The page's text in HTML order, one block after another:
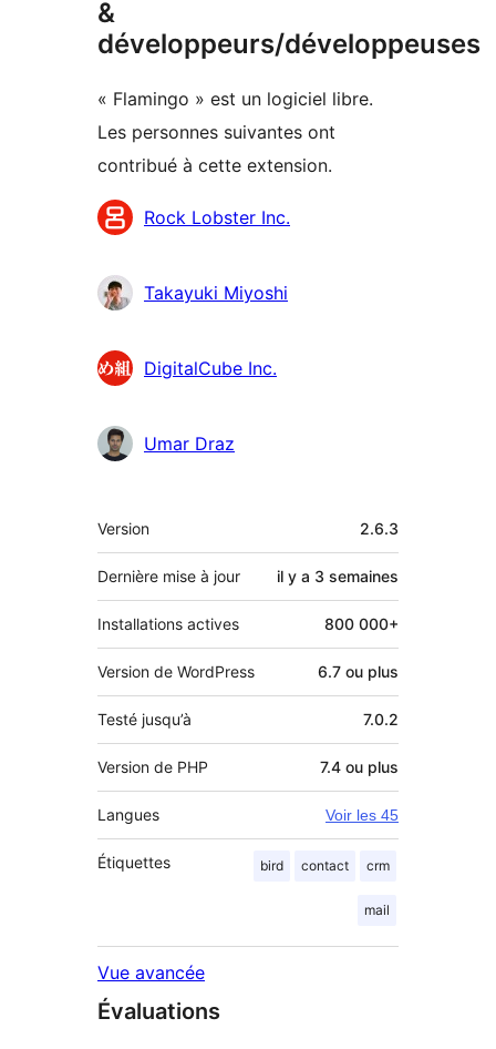
&
développeurs/développeuses
« Flamingo » est un logiciel libre.
Les personnes suivantes ont
contribué à cette extension.
Contributeurs
Rock Lobster Inc.
Takayuki Miyoshi
DigitalCube Inc.
Umar Draz
Méta
Version 2.6.3
Dernière mise à jour il y a 3 semaines
Installations actives 800 000+
Version de WordPress 6.7 ou plus
Testé jusqu’à 7.0.2
Version de PHP 7.4 ou plus
Langues Voir les 45
Étiquettes bird contact crm
mail
Vue avancée
Évaluations